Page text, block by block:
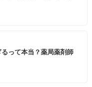
って本当？薬局薬剤師